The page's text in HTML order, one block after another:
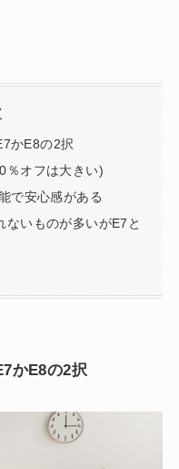
かE8の2択
％オフは大きい)
で安心感がある
いものが多いがE7と
かE8の2択